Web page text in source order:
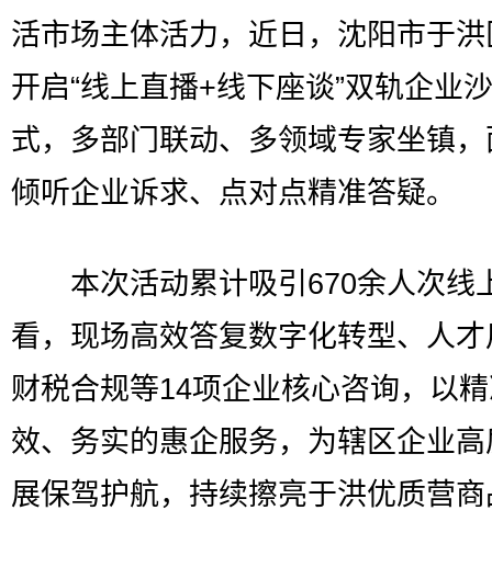
活市场主体活力，近日，沈阳市于
开启“线上直播+线下座谈”双轨企业
式，多部门联动、多领域专家坐镇
倾听企业诉求、点对点精准答疑。
本次活动累计吸引670余人次线
看，现场高效答复数字化转型、人
财税合规等14项企业核心咨询，以
效、务实的惠企服务，为辖区企业
展保驾护航，持续擦亮于洪优质营